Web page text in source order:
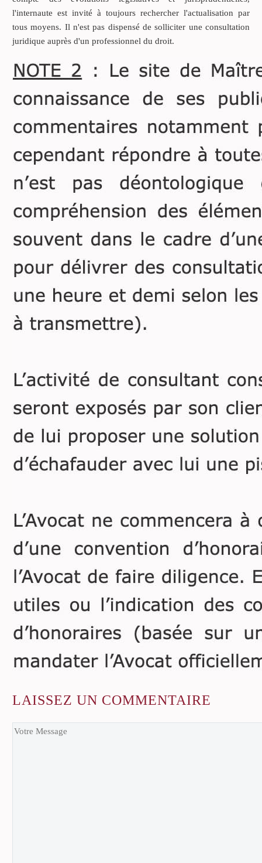
droit commun pose un délai
de prescription de cinq ans
en matière civile
l'internaute est invité à toujours rechercher l'actualisation par
tous moyens. Il n'est pas dispensé de solliciter une consultation
juridique auprès d'un professionnel du droit.
LAISSEZ UN COMMENTAIRE